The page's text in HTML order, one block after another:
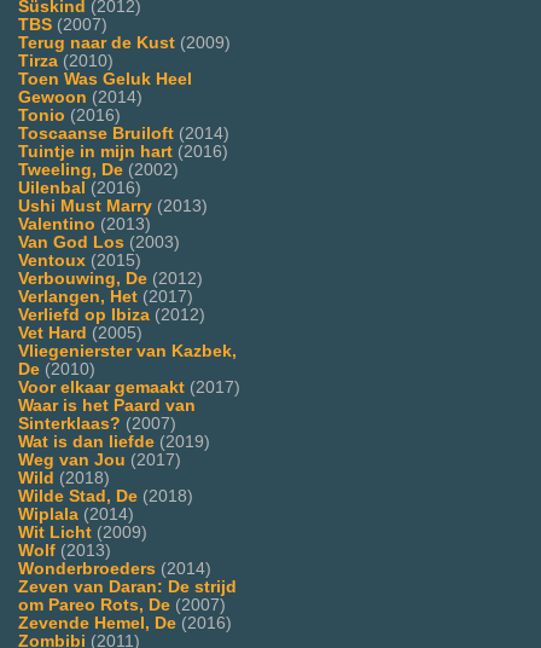
Süskind (2012)
TBS (2007)
Terug naar de Kust (2009)
Tirza (2010)
Toen Was Geluk Heel
Gewoon (2014)
Tonio (2016)
Toscaanse Bruiloft (2014)
Tuintje in mijn hart (2016)
Tweeling, De (2002)
Uilenbal (2016)
Ushi Must Marry (2013)
Valentino (2013)
Van God Los (2003)
Ventoux (2015)
Verbouwing, De (2012)
Verlangen, Het (2017)
Verliefd op Ibiza (2012)
Vet Hard (2005)
Vliegenierster van Kazbek,
De (2010)
Voor elkaar gemaakt (2017)
Waar is het Paard van
Sinterklaas? (2007)
Wat is dan liefde (2019)
Weg van Jou (2017)
Wild (2018)
Wilde Stad, De (2018)
Wiplala (2014)
Wit Licht (2009)
Wolf (2013)
Wonderbroeders (2014)
Zeven van Daran: De strijd
om Pareo Rots, De (2007)
Zevende Hemel, De (2016)
Zombibi (2011)